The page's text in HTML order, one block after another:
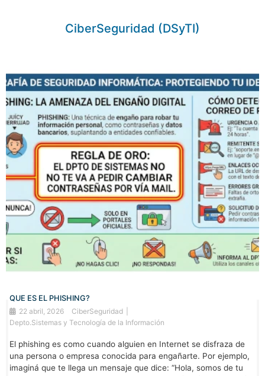
CiberSeguridad (DSyTI)
QUE ES EL PHISHING?
22 abril, 2026
CiberSeguridad
Depto.Sistemas y Tecnología de la Información
El phishing es como cuando alguien en Internet se disfraza de
una persona o empresa conocida para engañarte. Por ejemplo,
imaginá que te llega un mensaje que dice: “Hola, somos de tu